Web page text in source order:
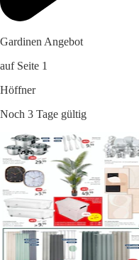
Gardinen Angebot
auf Seite 1
Höffner
Noch 3 Tage gültig